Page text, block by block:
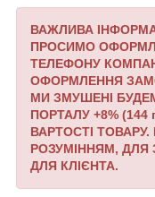
ВАЖЛИВА
ПРОСИМО
ТЕЛЕФОНУ
ОФОРМЛЕННЯ
МИ ЗМУШЕНІ
ПОРТАЛУ +8%
ВАРТОСТІ ТОВАРУ.
РОЗУМІННЯМ, ДЛЯ
ДЛЯ КЛІЄНТА.